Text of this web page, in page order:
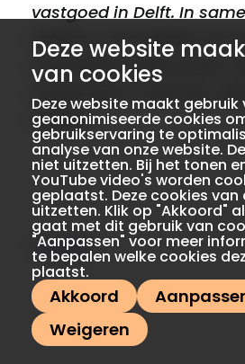
Deze website
van cookies
Deze website maakt gebruik
geanonimiseerde cookies
gebruikservaring te
analyse van onze website.
niet uitzetten. Bij het tonen
YouTube video's worden
geplaatst. Deze cookies van
uitzetten. Klik op "Akkoord"
gaat met dit gebruik van
"Aanpassen" voor meer
te bepalen welke cookies
plaatst.
Akkoord
Weigeren
vastgoed in Delft. In
Advies & Actualiteit van
Universiteit deed zij een
onderzoek in Alkmaar,
Helder.
reageer